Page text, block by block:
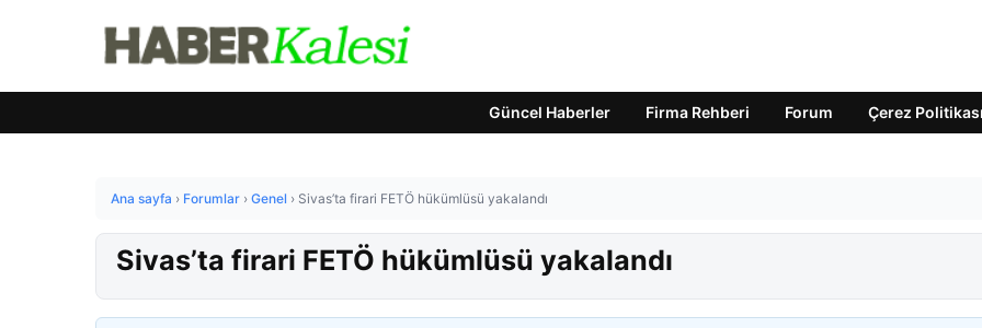
Güncel Haberler Firma Rehberi Forum Çerez Politikası
Ana sayfa › Forumlar › Genel › Sivas’ta firari FETÖ hükümlüsü yakalandı
Sivas’ta firari FETÖ hükümlüsü yakalandı